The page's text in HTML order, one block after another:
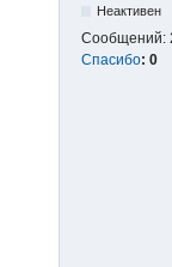
Неактивен
Сообщений:
Спасибо: 0